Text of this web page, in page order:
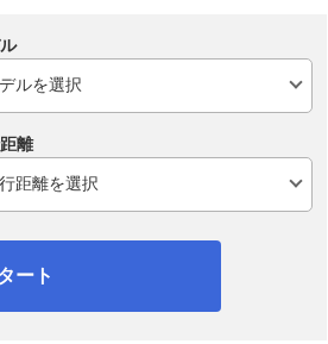
離
ート